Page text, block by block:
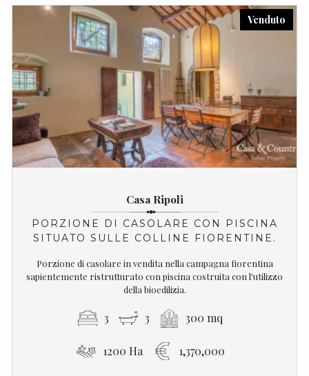
Venduto
Casa Ripoli
PORZIONE DI CASOLARE CON PISCINA
SITUATO SULLE COLLINE FIORENTINE.
Porzione di casolare in vendita nella campagna fiorentina
sapientemente ristrutturato con piscina costruita con l'utilizzo
della bioedilizia.
3 3 300 mq
1200 Ha 1,370,000